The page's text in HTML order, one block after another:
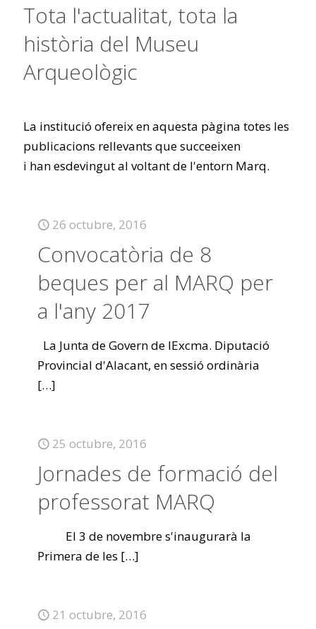
Tota l'actualitat, tota la
història del Museu
Arqueològic
La institució ofereix en aquesta pàgina totes les
publicacions rellevants que succeeixen
i han esdevingut al voltant de l'entorn Marq.
26 octubre, 2016
Convocatòria de 8
beques per al MARQ per
a l'any 2017
La Junta de Govern de lExcma. Diputació
Provincial d'Alacant, en sessió ordinària
[…]
25 octubre, 2016
Jornades de formació del
professorat MARQ
El 3 de novembre s'inaugurarà la
Primera de les […]
21 octubre, 2016